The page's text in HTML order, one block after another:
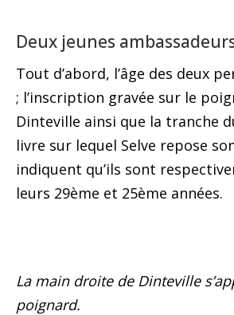
Deux jeunes
Tout d’abord, l’âge des deux
; l’inscription gravée sur le
Dinteville ainsi que la tranche
livre sur lequel Selve repose
indiquent qu’ils sont
leurs 29ème et 25ème années.
La main droite de Dinteville
poignard.